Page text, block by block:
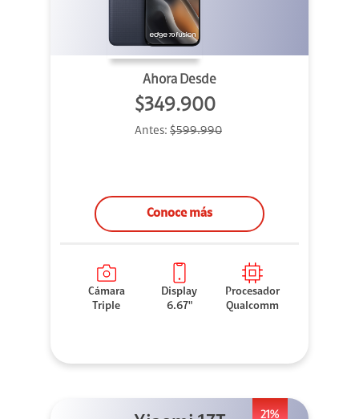
Ahora Desde
$349.900
Antes: $599.990
Conoce más
Cámara
Triple
Display
6.67"
Procesador
Qualcomm
21%